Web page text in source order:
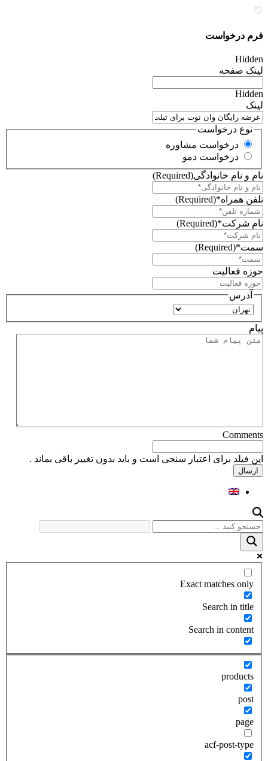
فرم درخواست
Hidden
لینک صفحه
Hidden
لینک
نوع درخواست
درخواست مشاوره
درخواست دمو
نام و نام خانوادگی(Required)
تلفن همراه*(Required)
نام شرکت*(Required)
سمت*(Required)
حوزه فعالیت
آدرس
استان
پیام
Comments
این فیلد برای اعتبار سنجی است و باید بدون تغییر باقی بماند .
Exact matches only
Search in title
Search in content
products
post
page
acf-post-type